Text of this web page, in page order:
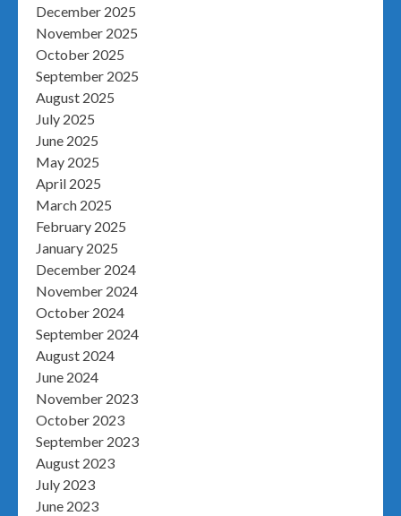
December 2025
November 2025
October 2025
September 2025
August 2025
July 2025
June 2025
May 2025
April 2025
March 2025
February 2025
January 2025
December 2024
November 2024
October 2024
September 2024
August 2024
June 2024
November 2023
October 2023
September 2023
August 2023
July 2023
June 2023